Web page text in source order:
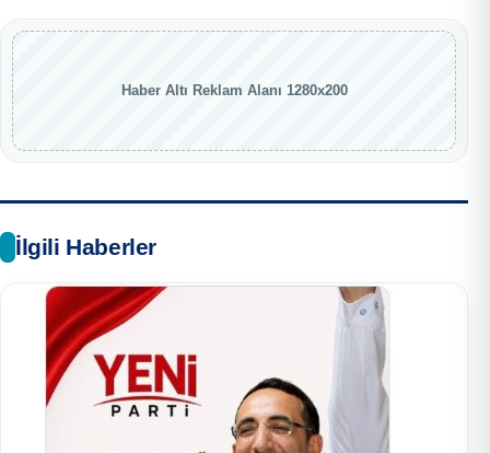
Haber Altı Reklam Alanı 1280x200
İlgili Haberler